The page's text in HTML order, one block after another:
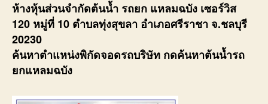
ห้างหุ้นส่วนจำกัดต้นน้ำ รถยก แหลมฉบัง เซอร์วิส
120 หมู่ที่ 10 ตำบลทุ่งสุขลา อำเภอศรีราชา จ.ชลบุรี
20230
ค้นหาตำแหน่งพิกัดจอดรถบริษัท กดค้นหาต้นน้ำรถ
ยกแหลมฉบัง